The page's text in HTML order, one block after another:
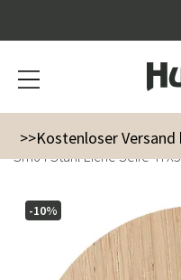
>>Kostenloser
Möbel Stühle
Sm64 Stuhl Eiche Seife
-10%